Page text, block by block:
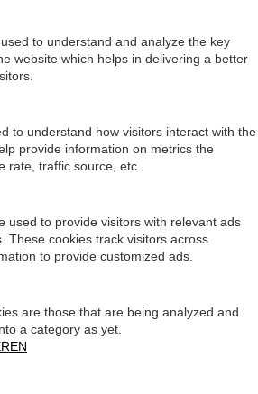
to understand and analyze the key
website which helps in delivering a better
to understand how visitors interact with the
provide information on metrics the
rate, traffic source, etc.
used to provide visitors with relevant ads
These cookies track visitors across
to provide customized ads.
are those that are being analyzed and
a category as yet.